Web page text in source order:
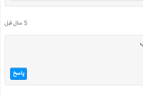
5 سال قبل
پاسخ